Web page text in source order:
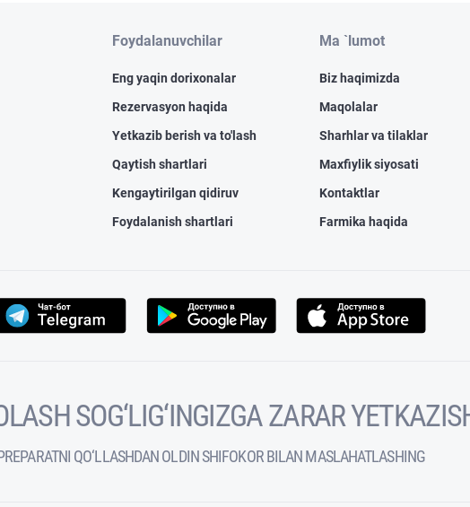
Foydalanuvchilar
Eng yaqin dorixonalar
Rezervasyon haqida
Yetkazib berish va to'lash
Qaytish shartlari
Kengaytirilgan qidiruv
Foydalanish shartlari
Ma `lumot
Biz haqimizda
Maqolalar
Sharhlar va tilaklar
Maxfiylik siyosati
Kontaktlar
Farmika haqida
SOG‘LIG‘INGIZGA ZARAR
QO‘LLASHDAN OLDIN SHIFOKOR BILAN MASLAHATLASHING